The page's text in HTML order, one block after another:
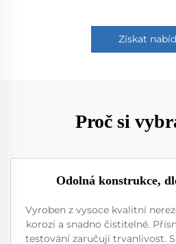
Získat
Proč si
Odolná konstrukce,
Vyroben z vysoce kvalitní
korozi a snadno čistitelné.
testování zaručují trvanlivost.